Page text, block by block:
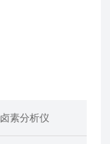
素分析仪